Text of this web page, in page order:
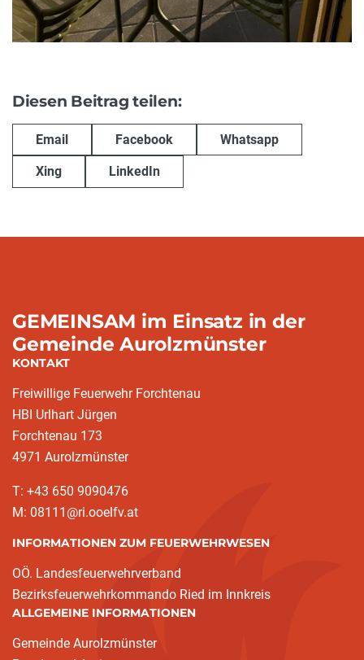
Diesen Beitrag teilen:
Email Facebook Whatsapp
Xing LinkedIn
GEMEINSAM im Einsatz in der
Gemeinde Aurolzmünster
KONTAKT
Freiwillige Feuerwehr Forchtenau
HBI Urlhart Jürgen
Forchtenau 173
4971 Aurolzmünster
T: +43 650 9090476
M: 08111@ri.ooelfv.at
INFORMATIONEN ZUM FEUERWEHRWESEN
OÖ. Landesfeuerwehrverband
Bezirksfeuerwehrkommando Ried im Innkreis
ALLGEMEINE INFORMATIONEN
Gemeinde Aurolzmünster